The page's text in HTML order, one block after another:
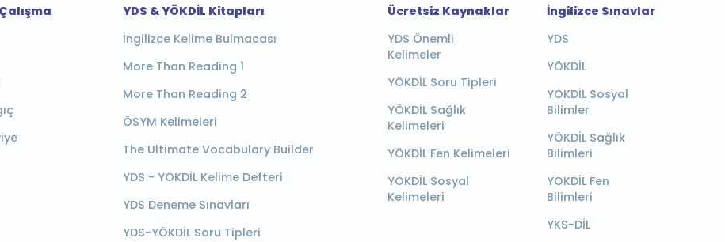
YDS & YÖKDİL Kitapları
İngilizce Kelime Bulmacası
More Than Reading 1
More Than Reading 2
ÖSYM Kelimeleri
The Ultimate Vocabulary Builder
YDS - YÖKDİL Kelime Defteri
YDS Deneme Sınavları
YDS-YÖKDİL Soru Tipleri
Ücretsiz Kaynaklar
YDS Önemli
Kelimeler
YÖKDİL Soru Tipleri
YÖKDİL Sağlık
Kelimeleri
YÖKDİL Fen Kelimeleri
YÖKDİL Sosyal
Kelimeleri
İngilizce Sınavlar
YDS
YÖKDİL
YÖKDİL Sosyal
Bilimler
YÖKDİL Sağlık
Bilimleri
YÖKDİL Fen
Bilimleri
YKS-DİL